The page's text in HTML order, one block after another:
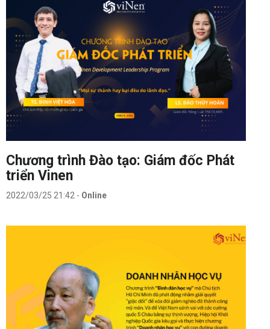
Chương trình Đào tạo: Giám đốc Phát
triển Vinen
2022/03/25 21:42 - Online